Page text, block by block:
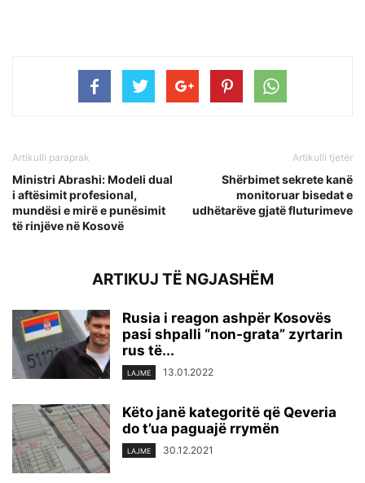
Artikulli paraprak
Ministri Abrashi: Modeli dual
i aftësimit profesional,
mundësi e mirë e punësimit
të rinjëve në Kosovë
Artikulli tjetër
Shërbimet sekrete kanë
monitoruar bisedat e
udhëtarëve gjatë fluturimeve
ARTIKUJ TË NGJASHËM
Rusia i reagon ashpër Kosovës
pasi shpalli “non-grata” zyrtarin
rus të...
LAJME 13.01.2022
Këto janë kategoritë që Qeveria
do t’ua paguajë rrymën
LAJME 30.12.2021